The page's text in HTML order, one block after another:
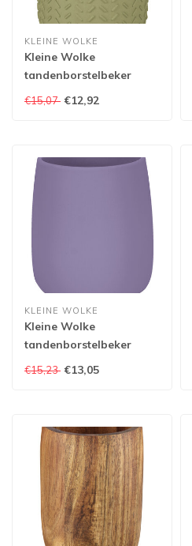
KLEINE WOLKE
Kleine Wolke
tandenborstelbeker
Dash
€15,07 €12,92
KLEINE WOLKE
Kleine Wolke
tandenborstelbeker
Eclipse
€15,23 €13,05